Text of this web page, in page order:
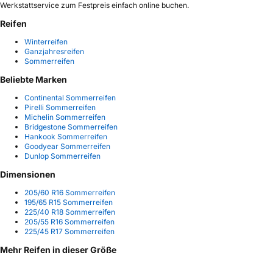
Werkstattservice zum Festpreis einfach online buchen.
Reifen
Winterreifen
Ganzjahresreifen
Sommerreifen
Beliebte Marken
Continental Sommerreifen
Pirelli Sommerreifen
Michelin Sommerreifen
Bridgestone Sommerreifen
Hankook Sommerreifen
Goodyear Sommerreifen
Dunlop Sommerreifen
Dimensionen
205/60 R16 Sommerreifen
195/65 R15 Sommerreifen
225/40 R18 Sommerreifen
205/55 R16 Sommerreifen
225/45 R17 Sommerreifen
Mehr Reifen in dieser Größe